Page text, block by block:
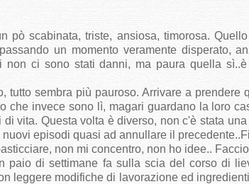
pò scabinata, triste, ansiosa, timorosa.
un momento veramente disperato,
non ci sono stati danni, ma paura quella
tutto sembra più pauroso. Arrivare a
che invece sono lì, magari guardano la loro
vita. Questa volta è diverso, non c'è stata
episodi quasi ad annullare il
non mi concentro, non ho idee..
paio di settimane fa sulla scia del corso di
leggere modifiche di lavorazione ed